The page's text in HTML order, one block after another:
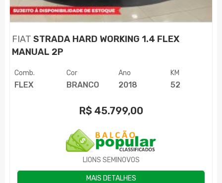
FIAT STRADA HARD WORKING 1.4 FLEX
MANUAL 2P
Comb.
FLEX
Cor
BRANCO
Ano
2018
KM
52
R$ 45.799,00
LIONS SEMINOVOS
MAIS DETALHES